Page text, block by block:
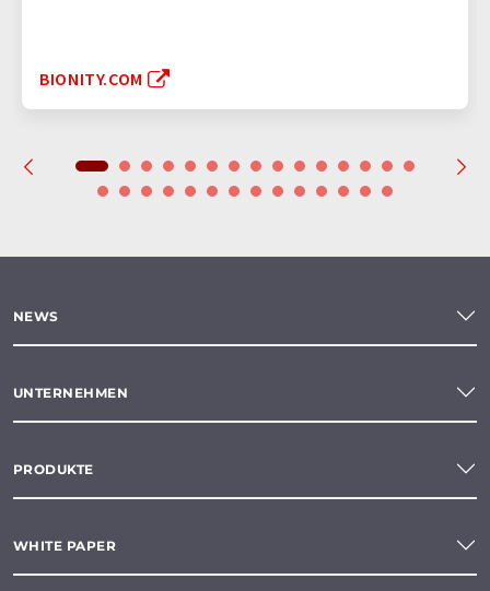
BIONITY.COM
NEWS
UNTERNEHMEN
PRODUKTE
WHITE PAPER